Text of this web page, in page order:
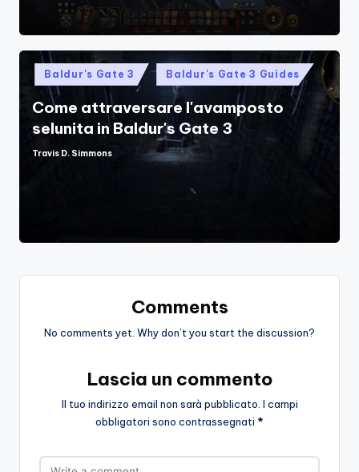
Posted
in
Baldur's Gate 3 Baldur's Gate 3 Guides
Come attraversare l'avamposto
selunita in Baldur's Gate 3
Posted
Travis D. Simmons
Comments
No comments yet. Why don’t you start the discussion?
Lascia un commento
Il tuo indirizzo email non sarà pubblicato. I campi
obbligatori sono contrassegnati *